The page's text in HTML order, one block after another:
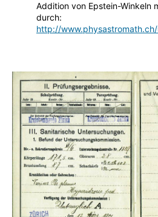
Addition von Epstein-Winkeln
durch:
http://